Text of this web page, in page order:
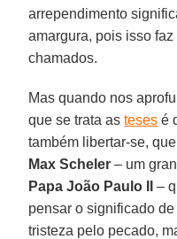
arrependimento
amargura, pois isso
chamados.
Mas quando nos
que se trata asteses é
também libertar-se,
Max Scheler – um
Papa João Paulo II
–
pensar o significado de
tristeza pelo pecado,